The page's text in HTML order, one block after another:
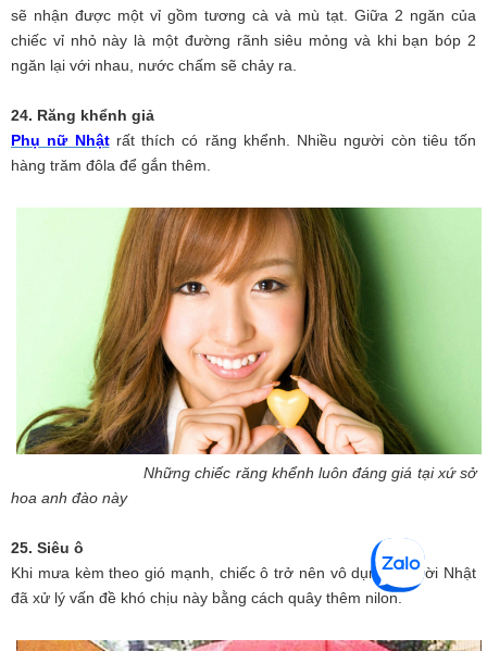
sẽ nhận được một vỉ gồm tương cà và mù tạt. Giữa 2 ngăn của
chiếc vỉ nhỏ này là một đường rãnh siêu mỏng và khi bạn bóp 2
ngăn lại với nhau, nước chấm sẽ chảy ra.
24. Răng khểnh giả
Phụ nữ Nhậtrất thích có răng khểnh. Nhiều người còn tiêu tốn
hàng trăm đôla để gắn thêm.
Những chiếc răng khểnh luôn đáng giá tại xứ sở
hoa anh đào này
25. Siêu ô
Khi mưa kèm theo gió mạnh, chiếc ô trở nên vô dụng. Người Nhật
đã xử lý vấn đề khó chịu này bằng cách quây thêm nilon.